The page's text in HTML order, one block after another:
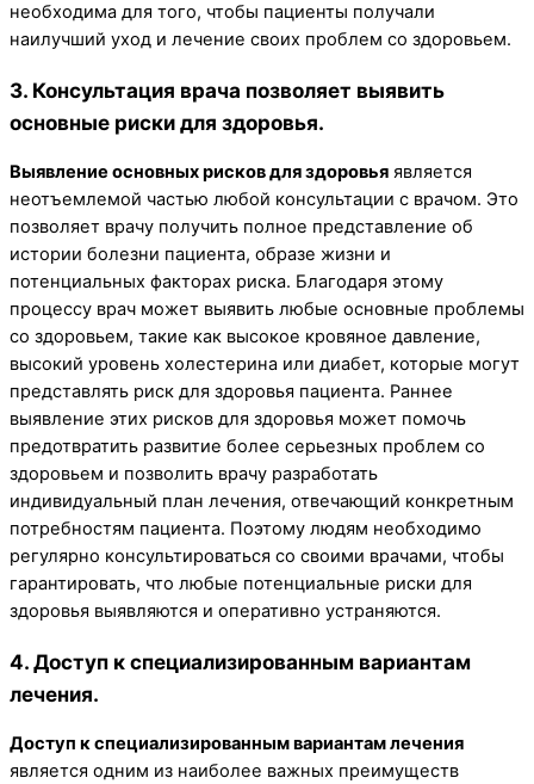
необходима для того, чтобы пациенты получали
наилучший уход и лечение своих проблем со здоровьем.
3. Консультация врача позволяет выявить
основные риски для здоровья.
Выявление основных рисков для здоровья является
неотъемлемой частью любой консультации с врачом. Это
позволяет врачу получить полное представление об
истории болезни пациента, образе жизни и
потенциальных факторах риска. Благодаря этому
процессу врач может выявить любые основные проблемы
со здоровьем, такие как высокое кровяное давление,
высокий уровень холестерина или диабет, которые могут
представлять риск для здоровья пациента. Раннее
выявление этих рисков для здоровья может помочь
предотвратить развитие более серьезных проблем со
здоровьем и позволить врачу разработать
индивидуальный план лечения, отвечающий конкретным
потребностям пациента. Поэтому людям необходимо
регулярно консультироваться со своими врачами, чтобы
гарантировать, что любые потенциальные риски для
здоровья выявляются и оперативно устраняются.
4. Доступ к специализированным вариантам
лечения.
Доступ к специализированным вариантам лечения
является одним из наиболее важных преимуществ